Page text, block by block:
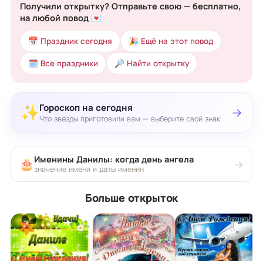
Получили открытку? Отправьте свою — бесплатно,
на любой повод 💌
📅 Праздник сегодня 🎉 Ещё на этот повод
🗓 Все праздники 🔎 Найти открытку
✨Гороскоп на сегодня
Что звёзды приготовили вам — выберите свой знак →
🎂 Именины Данилы: когда день ангела
значение имени и даты именин →
Больше открыток